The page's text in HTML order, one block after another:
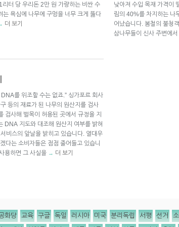
터 당 우리돈 2만 원 가량하는 비싼 수
욕심에 나무에 구멍을 너무 크게 뚫다
더 보기
낮아져 수입 목재 가격이
림의 40%를 차지하는 나
어났습니다. 봄철의 불청
삼나무들이 신사 주변에
를 위조할 수는 없죠.” 싱가포르 회사
의 재료가 된 나무의 원산지를 검사
검사해 벌목이 허용된 곳에서 규정을 지
DNA 지도와 대조해 원산지 여부를 밝혀
비스의 앞날을 밝히고 있습니다. 열대우
다는 소비자들은 점점 줄어들고 있습니
용하면 그 사실을 → 더 보기
화당 교육 구글 독일 러시아 미국 분리독립 서평 선거